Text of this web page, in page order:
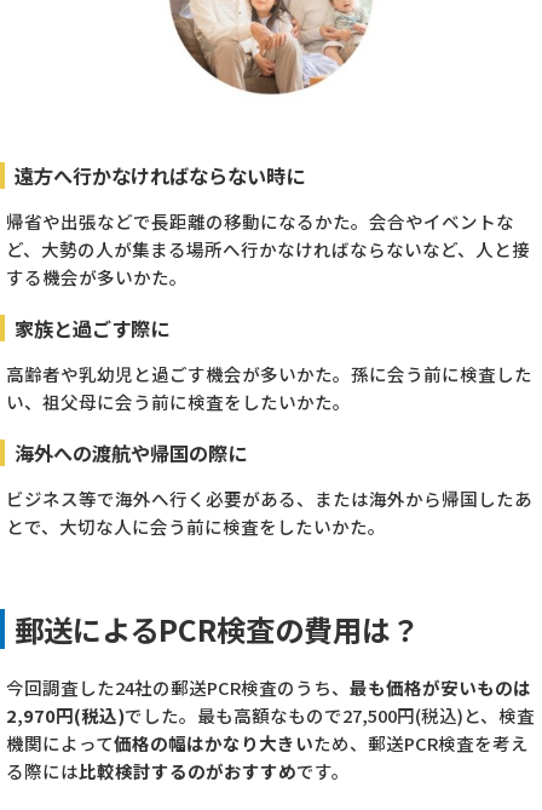
遠方へ行かなければならない時に
帰省や出張などで長距離の移動になるかた。会合やイベントな
ど、大勢の人が集まる場所へ行かなければならないなど、人と接
する機会が多いかた。
家族と過ごす際に
高齢者や乳幼児と過ごす機会が多いかた。孫に会う前に検査した
い、祖父母に会う前に検査をしたいかた。
海外への渡航や帰国の際に
ビジネス等で海外へ行く必要がある、または海外から帰国したあ
とで、大切な人に会う前に検査をしたいかた。
郵送によるPCR検査の費用は？
今回調査した24社の郵送PCR検査のうち、 最も価格が安いものは
2,970円(税込)でした。最も高額なもので27,500円(税込)と、検査
機関によって価格の幅はかなり大きいため、郵送PCR検査を考え
る際には比較検討するのがおすすめです。